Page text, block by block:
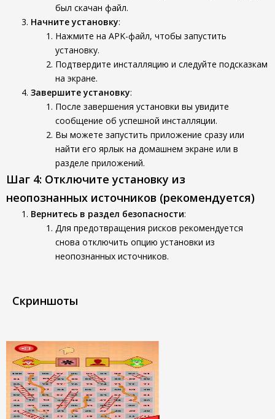
был скачан файл.
Начните установку:
Нажмите на APK-файл, чтобы запустить
установку.
Подтвердите инсталляцию и следуйте подсказкам
на экране.
Завершите установку:
После завершения установки вы увидите
сообщение об успешной инсталляции.
Вы можете запустить приложение сразу или
найти его ярлык на домашнем экране или в
разделе приложений.
Шаг 4: Отключите установку из
неопознанных источников (рекомендуется)
Вернитесь в раздел безопасности:
Для предотвращения рисков рекомендуется
снова отключить опцию установки из
неопознанных источников.
Скриншоты